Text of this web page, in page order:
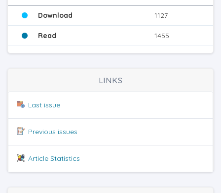
Download 1127
Read 1455
LINKS
Last issue
Previous issues
Article Statistics